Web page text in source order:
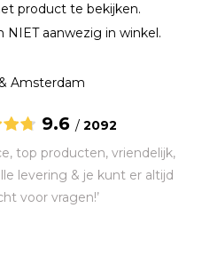
product te bekijken.
aanwezig in winkel.
Amsterdam
9.6 / 2092
top producten, vriendelijk,
levering & je kunt er altijd
voor vragen!’